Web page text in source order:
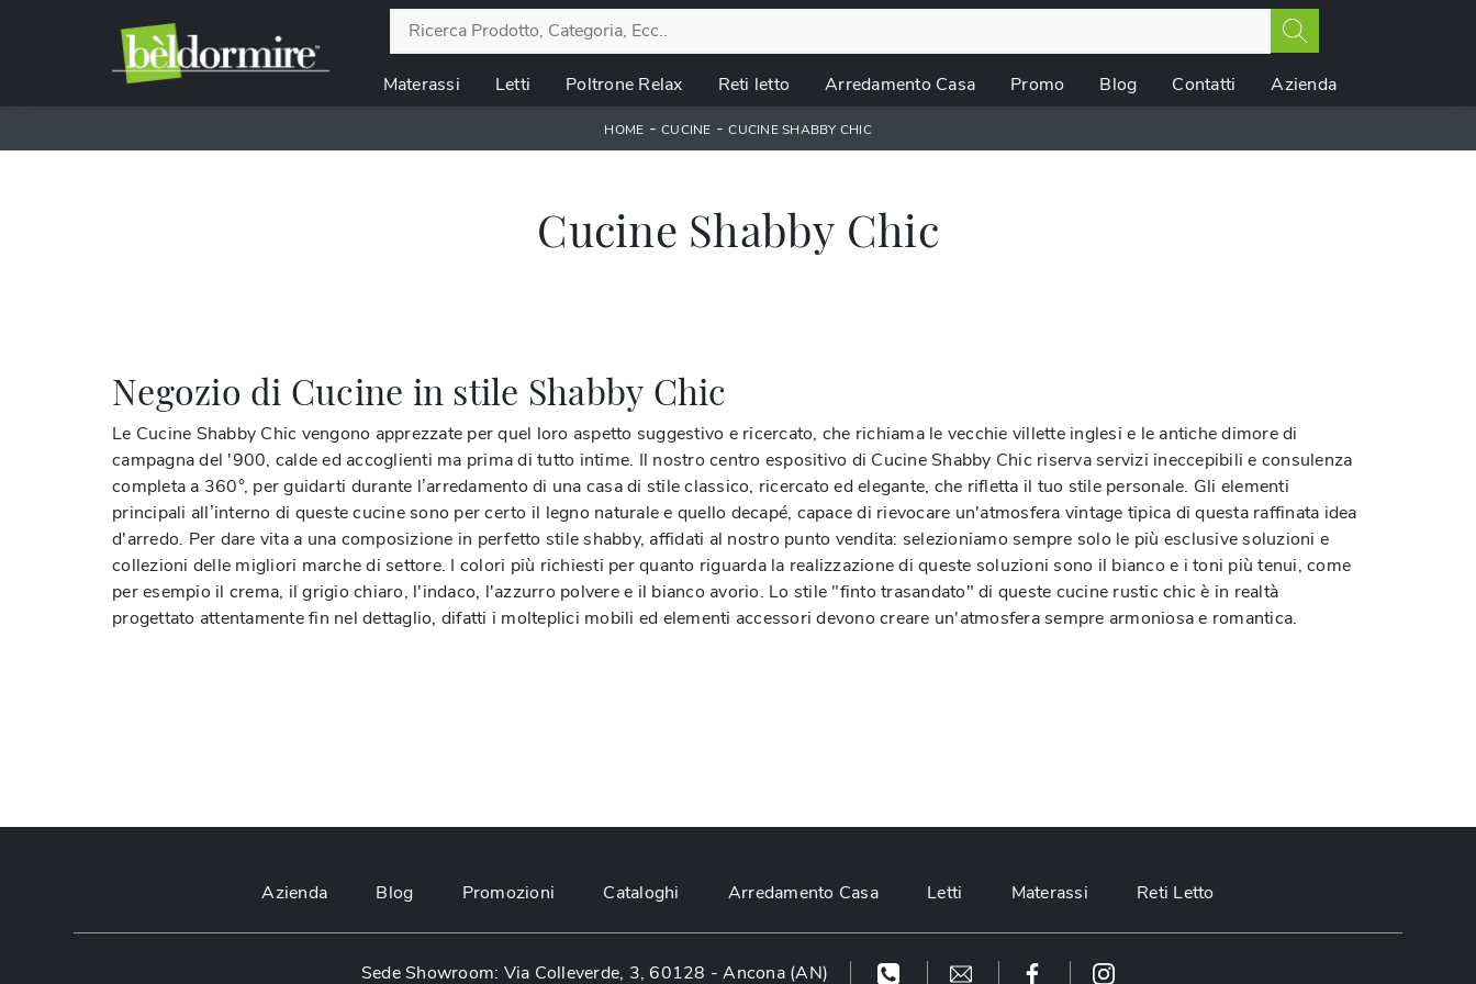
Materassi Letti Poltrone Relax Reti letto Arredamento Casa Promo Blog Contatti Azienda
HOME - CUCINE -CUCINE SHABBY CHIC
Cucine Shabby Chic
Negozio di Cucine in stile Shabby Chic
Le Cucine Shabby Chic vengono apprezzate per quel loro aspetto suggestivo e ricercato, che richiama le vecchie villette inglesi e le antiche dimore di
campagna del '900, calde ed accoglienti ma prima di tutto intime. Il nostro centro espositivo di Cucine Shabby Chic riserva servizi ineccepibili e consulenza
completa a 360°, per guidarti durante l’arredamento di una casa di stile classico, ricercato ed elegante, che rifletta il tuo stile personale. Gli elementi
principali all’interno di queste cucine sono per certo il legno naturale e quello decapé, capace di rievocare un'atmosfera vintage tipica di questa raffinata idea
d'arredo. Per dare vita a una composizione in perfetto stile shabby, affidati al nostro punto vendita: selezioniamo sempre solo le più esclusive soluzioni e
collezioni delle migliori marche di settore. I colori più richiesti per quanto riguarda la realizzazione di queste soluzioni sono il bianco e i toni più tenui, come
per esempio il crema, il grigio chiaro, l'indaco, l'azzurro polvere e il bianco avorio. Lo stile "finto trasandato" di queste cucine rustic chic è in realtà
progettato attentamente fin nel dettaglio, difatti i molteplici mobili ed elementi accessori devono creare un'atmosfera sempre armoniosa e romantica.
Azienda Blog Promozioni Cataloghi Arredamento Casa Letti Materassi Reti Letto
Sede Showroom: Via Colleverde, 3, 60128 - Ancona (AN)